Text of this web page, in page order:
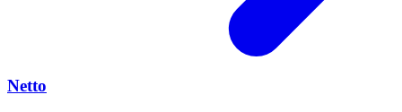
Netto